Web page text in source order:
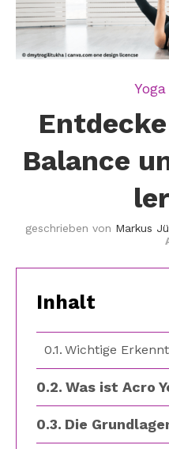
Balance
geschrieben von Markus
Inhalt
Wichtige
Was ist Acro
Die